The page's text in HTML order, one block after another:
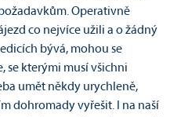
Operativně
co nejvíce užili a o žádný
bývá, mohou se
se kterými musí všichni
umět někdy urychleně,
dohromady vyřešit. I na naší